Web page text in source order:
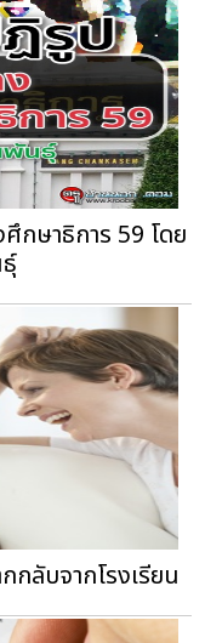
กษาธิการ 59 โดย
ลับจากโรงเรียน